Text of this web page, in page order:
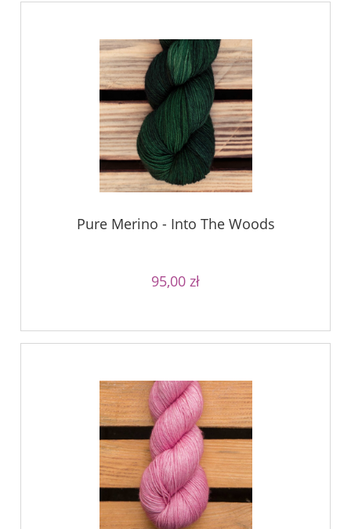
Pure Merino - Into The Woods
95,00 zł